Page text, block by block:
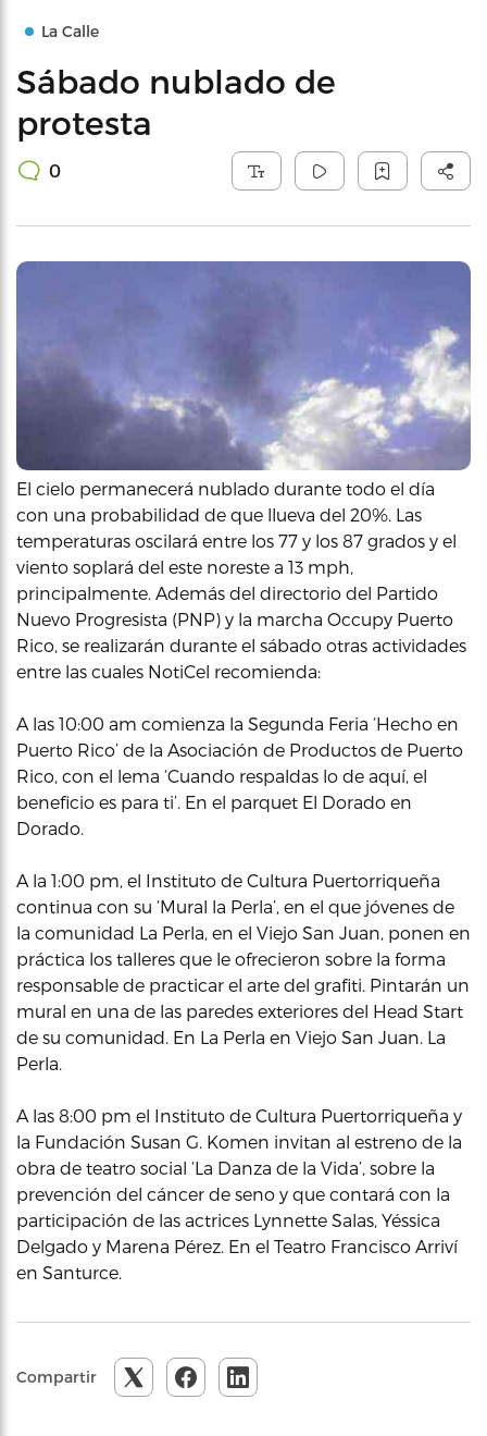
La Calle
Sábado nublado de
protesta
0
El cielo permanecerá nublado durante todo el día
con una probabilidad de que llueva del 20%. Las
temperaturas oscilará entre los 77 y los 87 grados y el
viento soplará del este noreste a 13 mph,
principalmente. Además del directorio del Partido
Nuevo Progresista (PNP) y la marcha Occupy Puerto
Rico, se realizarán durante el sábado otras actividades
entre las cuales NotiCel recomienda:
A las 10:00 am comienza la Segunda Feria ‘Hecho en
Puerto Rico’ de la Asociación de Productos de Puerto
Rico, con el lema ‘Cuando respaldas lo de aquí, el
beneficio es para ti’. En el parquet El Dorado en
Dorado.
A la 1:00 pm, el Instituto de Cultura Puertorriqueña
continua con su ‘Mural la Perla’, en el que jóvenes de
la comunidad La Perla, en el Viejo San Juan, ponen en
práctica los talleres que le ofrecieron sobre la forma
responsable de practicar el arte del grafiti. Pintarán un
mural en una de las paredes exteriores del Head Start
de su comunidad. En La Perla en Viejo San Juan. La
Perla.
A las 8:00 pm el Instituto de Cultura Puertorriqueña y
la Fundación Susan G. Komen invitan al estreno de la
obra de teatro social ‘La Danza de la Vida’, sobre la
prevención del cáncer de seno y que contará con la
participación de las actrices Lynnette Salas, Yéssica
Delgado y Marena Pérez. En el Teatro Francisco Arriví
en Santurce.
Compartir